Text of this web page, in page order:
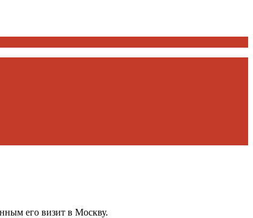
его визит в Москву.